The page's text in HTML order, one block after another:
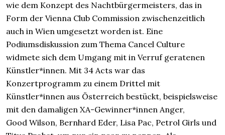
wie dem Konzept des Nachtbürgermeisters, das in
Form der Vienna Club Commission zwischenzeitlich
auch in Wien umgesetzt worden ist. Eine
Podiumsdiskussion zum Thema Cancel Culture
widmete sich dem Umgang mit in Verruf geratenen
Künstler*innen. Mit 34 Acts war das
Konzertprogramm zu einem Drittel mit
Künstler*innen aus Österreich bestückt, beispielsweise
mit den damaligen XA-Gewinner*innen Anger,
Good Wilson, Bernhard Eder, Lisa Pac, Petrol Girls und